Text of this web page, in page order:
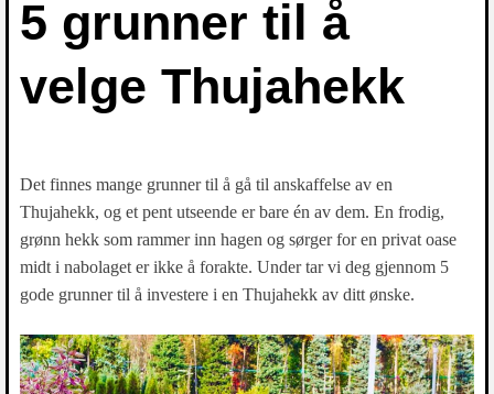
5 grunner til å
velge Thujahekk
Det finnes mange grunner til å gå til anskaffelse av en
Thujahekk, og et pent utseende er bare én av dem. En frodig,
grønn hekk som rammer inn hagen og sørger for en privat oase
midt i nabolaget er ikke å forakte. Under tar vi deg gjennom 5
gode grunner til å investere i en Thujahekk av ditt ønske.